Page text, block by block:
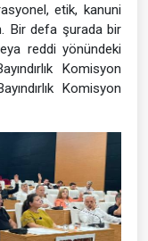
etik, kanuni
Bir defa şurada bir
reddi yönündeki
Komisyon
Komisyon